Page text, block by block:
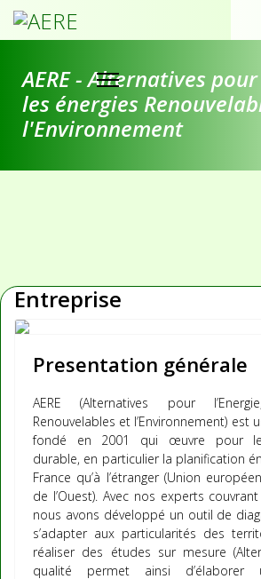
AERE - Alternatives
les énergies
l'Environnement
Entreprise
Presentation générale
AERE (Alternatives pour
Renouvelables et l’Environnement) est
fondé en 2001 qui œuvre pour le
durable, en particulier la planification
France qu’à l’étranger (Union
de l’Ouest). Avec nos experts
nous avons développé un outil de
s’adapter aux particularités des
réaliser des études sur mesure
qualité permet ainsi d’élaborer